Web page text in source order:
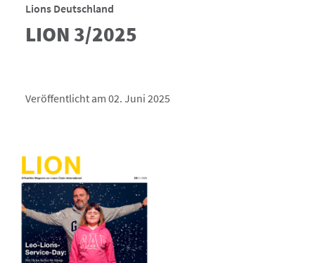
Lions Deutschland
LION 3/2025
Veröffentlicht am 02. Juni 2025